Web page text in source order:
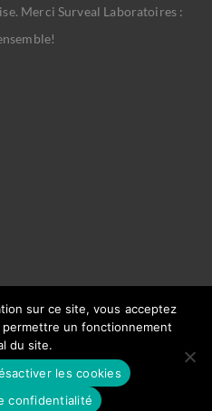
Merci Surveal Laboratoires :
Du Liban Bruxelles.
& Charbel Mitri
sur ce site, vous acceptez
permettre un fonctionnement
du site.
les cookies
confidentialité